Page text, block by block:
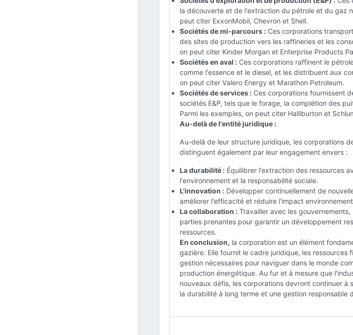
la découverte et de l'extraction du pétrole et du gaz
peut citer ExxonMobil, Chevron et Shell.
Sociétés de mi-parcours : Ces corporations
des sites de production vers les raffineries et les
on peut citer Kinder Morgan et Enterprise Products
Sociétés en aval : Ces corporations raffinent le
comme l'essence et le diesel, et les distribuent aux
on peut citer Valero Energy et Marathon Petroleum.
Sociétés de services : Ces corporations fournissent
sociétés E&P, tels que le forage, la complétion des
Parmi les exemples, on peut citer Halliburton et
Au-delà de l'entité juridique :
Au-delà de leur structure juridique, les corporations
distinguent également par leur engagement envers :
La durabilité : Équilibrer l'extraction des ressources
l'environnement et la responsabilité sociale.
L'innovation : Développer continuellement de
améliorer l'efficacité et réduire l'impact
La collaboration : Travailler avec les
parties prenantes pour garantir un développement
ressources.
En conclusion, la corporation est un élément
gazière. Elle fournit le cadre juridique, les ressources
gestion nécessaires pour naviguer dans le monde
production énergétique. Au fur et à mesure que
nouveaux défis, les corporations devront continuer à
la durabilité à long terme et une gestion responsable